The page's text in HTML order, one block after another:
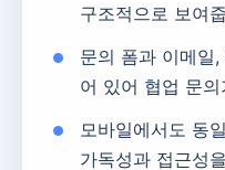
구조적으로 보여
문의 폼과 이메일
어 있어 협업 문
모바일에서도 동
가독성과 접근성